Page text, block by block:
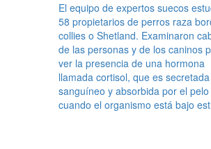
El equipo de expertos suecos
58 propietarios de perros raza
collies o Shetland. Examinaron
de las personas y de los caninos
ver la presencia de una hormona
llamada cortisol, que es
sanguíneo y absorbida por el pelo
cuando el organismo está bajo